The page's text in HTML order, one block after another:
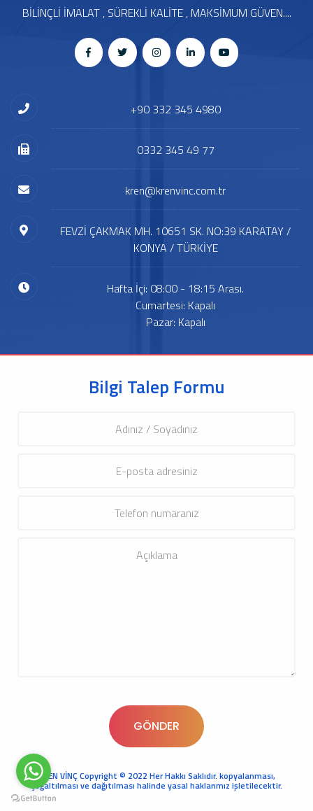
BİLİNÇLİ İMALAT , SÜREKLİ KALİTE , MAKSİMUM GÜVEN....
Bilgi Talep Formu
KREN VİNÇ Copyright © 2022 Her Hakkı Saklıdır. kopyalanması,
çoğaltılması ve dağıtılması halinde yasal haklarımız işletilecektir.
+90 332 345 4980
0332 345 49 77
kren@krenvinc.com.tr
FEVZİ ÇAKMAK MH. 10651 SK. NO:39 KARATAY /
KONYA / TÜRKİYE
Hafta İçi: 08:00 - 18:15 Arası.
Cumartesi: Kapalı
Pazar: Kapalı